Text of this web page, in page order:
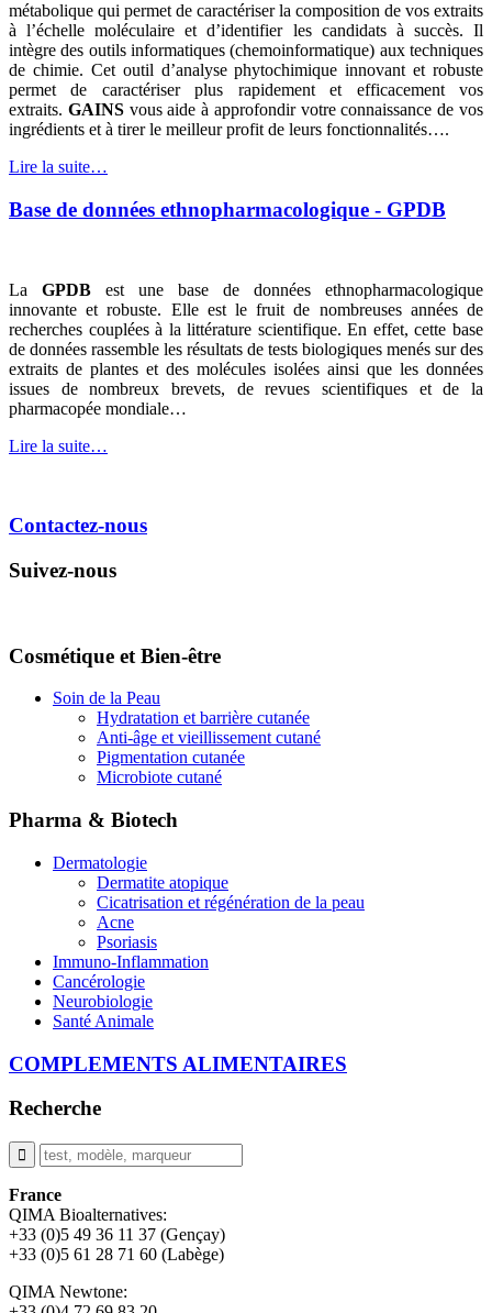
métabolique qui permet de caractériser la composition de vos extraits
à l’échelle moléculaire et d’identifier les candidats à succès. Il
intègre des outils informatiques (chemoinformatique) aux techniques
de chimie. Cet outil d’analyse phytochimique innovant et robuste
permet de caractériser plus rapidement et efficacement vos
extraits. GAINSvous aide à approfondir votre connaissance de vos
ingrédients et à tirer le meilleur profit de leurs fonctionnalités….
Lire la suite…
Base de données ethnopharmacologique - GPDB
La GPDB est une base de données ethnopharmacologique
innovante et robuste. Elle est le fruit de nombreuses années de
recherches couplées à la littérature scientifique. En effet, cette base
de données rassemble les résultats de tests biologiques menés sur des
extraits de plantes et des molécules isolées ainsi que les données
issues de nombreux brevets, de revues scientifiques et de la
pharmacopée mondiale…
Lire la suite…
Contactez-nous
Suivez-nous
Cosmétique et Bien-être
Soin de la Peau
Hydratation et barrière cutanée
Anti-âge et vieillissement cutané
Pigmentation cutanée
Microbiote cutané
Pharma & Biotech
Dermatologie
Dermatite atopique
Cicatrisation et régénération de la peau
Acne
Psoriasis
Immuno-Inflammation
Cancérologie
Neurobiologie
Santé Animale
COMPLEMENTS ALIMENTAIRES
Recherche
France
QIMA Bioalternatives:
+33 (0)5 49 36 11 37 (Gençay)
+33 (0)5 61 28 71 60 (Labège)
QIMA Newtone: